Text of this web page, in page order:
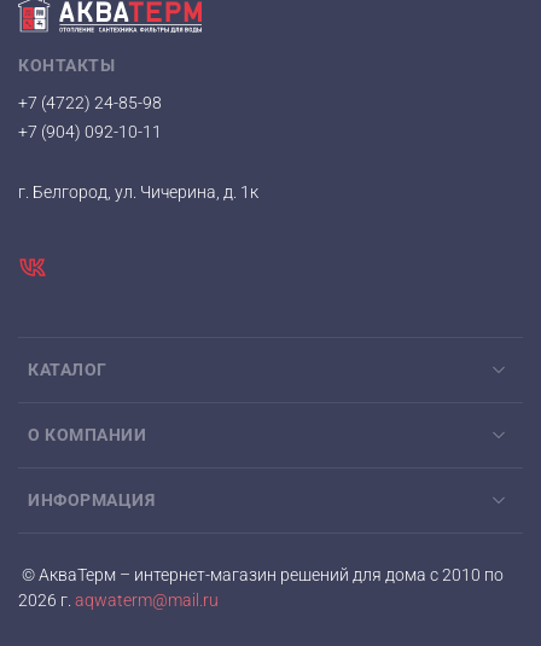
КАТАЛОГ
О КОМПАНИИ
ИНФОРМАЦИЯ
КОНТАКТЫ
+7 (4722) 24-85-98
+7 (904) 092-10-11
г. Белгород, ул. Чичерина, д. 1к
© АкваТерм – интернет-магазин решений для дома с 2010 по
2026 г. aqwaterm@mail.ru